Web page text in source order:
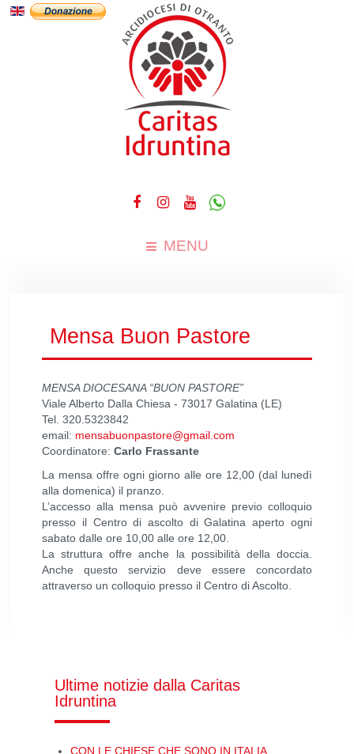
MENU
Mensa Buon Pastore
MENSA DIOCESANA “BUON PASTORE”
Viale Alberto Dalla Chiesa - 73017 Galatina (LE)
Tel. 320.5323842
email: mensabuonpastore@gmail.com
Coordinatore:Carlo Frassante
La mensa offre ogni giorno alle ore 12,00 (dal lunedì
alla domenica) il pranzo.
L’accesso alla mensa può avvenire previo colloquio
presso il Centro di ascolto di Galatina aperto ogni
sabato dalle ore 10,00 alle ore 12,00.
La struttura offre anche la possibilità della doccia.
Anche questo servizio deve essere concordato
attraverso un colloquio presso il Centro di Ascolto.
Ultime notizie dalla Caritas
Idruntina
CON LE CHIESE CHE SONO IN ITALIA